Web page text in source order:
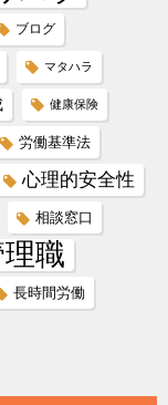
ブログ
マタハラ
健康保険
労働基準法
心理的安全性
相談窓口
職
長時間労働